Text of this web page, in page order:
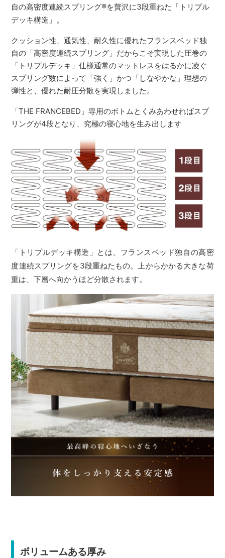
自の高密度連続スプリング®を贅沢に3段重ねた「トリプル
デッキ構造」。
クッション性、通気性、耐久性に優れたフランスベッド独
自の「高密度連続スプリング」だからこそ実現した圧巻の
「トリプルデッキ」仕様通常のマットレスをはるかに凌ぐ
スプリング数によって「強く」かつ「しなやかな」理想の
弾性と、優れた耐圧分散を実現しました。
「THE FRANCEBED」専用のボトムとくみあわせればスプ
リングが4段となり、究極の寝心地を生み出します
「トリプルデッキ構造」とは、フランスベッド独自の高密
度連続スプリングを3段重ねたもの。上からかかる大きな荷
重は、下層へ向かうほど分散されます。
ボリュームある厚み